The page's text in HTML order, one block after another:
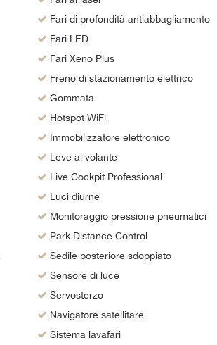
Fari di profondità antiabbagliamento
Fari LED
Fari Xeno Plus
Freno di stazionamento elettrico
Gommata
Hotspot WiFi
Immobilizzatore elettronico
Leve al volante
Live Cockpit Professional
Luci diurne
Monitoraggio pressione pneumatici
Park Distance Control
Sedile posteriore sdoppiato
Sensore di luce
Servosterzo
Navigatore satellitare
Sistema lavafari
utente